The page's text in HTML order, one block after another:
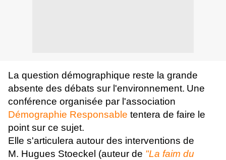
La question démographique reste la grande
absente des débats sur l'environnement. Une
conférence organisée par l'association
Démographie Responsable tentera de faire le
point sur ce sujet.
Elle s'articulera autour des interventions de
M. Hugues Stoeckel (auteur de "La faim du